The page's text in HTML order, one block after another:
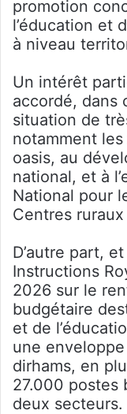
promotion
l’éducation et
à niveau
Un intérêt
accordé, dans
situation de
notamment
oasis, au
national, et à
National pour
Centres
D’autre part,
Instructions
2026 sur le
budgétaire
et de
une
dirhams, en
27.000 postes
deux secteurs.